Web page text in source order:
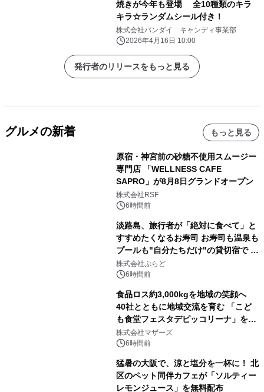
焼きが今年も登場 全10種類のキラ
キラ☆ランダムシール付き！
株式会社バンダイ キャンディ事業部
2026年4月16日 10:00
発行者のリリースをもっと見る
グルメの新着 もっと見る
原宿・神宮前の砂糖不使用スムージー
専門店 「WELLNESS CAFE
SAPRO」が8月8日グランドオープン
株式会社RSF
6時間前
淡路島、旅行者が「絶対に食べて」と
すすめたくなるお寿司 お寿司も温泉も
プールも"自分たちだけ"の貸切宿で 1
日1組限定「岩屋温泉 絵島別庭 海と
森」の握り寿司プラン
株式会社ぷらど
6時間前
食品ロス約3,000kgを地域の笑顔へ
40社とともに地域交流を育む 「こど
も食堂フェスタデピッコリーナ」を9
月5日(土)開催
株式会社マザーズ
6時間前
猛暑の大阪で、涼と塩分を一杯に！ 北
区のペット同伴カフェが「ソルティー
レモンジュース」を無料配布